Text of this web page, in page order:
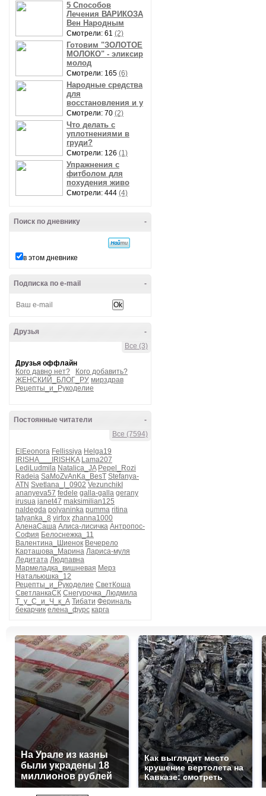
5 Способов
Лечения ВАРИКОЗА
Вен Народным
Смотрели: 61 (2)
Готовим "ЗОЛОТОЕ
МОЛОКО" - эликсир
молод
Смотрели: 165 (6)
Народные средства
для
восстановления и у
Смотрели: 70 (2)
Что делать с
уплотнениями в
груди?
Смотрели: 126 (1)
Упражнения с
фитболом для
похудения живо
Смотрели: 444 (4)
-
Поиск по дневнику
в этом дневнике
-
Подписка по e-mail
-
Друзья
Все (3)
Друзья оффлайн
Кого давно нет?
Кого добавить?
ЖЕНСКИЙ_БЛОГ_РУ мирздрав
Рецепты_и_Рукоделие
-
Постоянные читатели
Все (7594)
ElEeonora Fellissiya Helga19
IRISHA___IRISHKA Lama207
LediLudmila Natalica_JA Pepel_Rozi
Radeia SaMoZvAnKa_BesT Stefanya-
ATN Svetlana_I_0902 VezunchikI
ananyeva57 fedele galla-galla gerany
irusua janet47 maksimilian125
naldegda polyaninka pumma ritina
tatyanka_8 virfox zhanna1000
АленаСаша Алиса-лисичка Антропос-
София Белоснежка_11
Валентина_Шиенок Вечерело
Карташова_Марина Лариса-муля
Ледитата Людпавна
Мармеладка_вишневая Мерз
Натальюшка_12
Рецепты_и_Рукоделие СветКоша
СветланкаСК Снегурочка_Людмила
Т_у_С_и_Ч_к_А Тибати Фериналь
бекарчик елена_фурс карга
На Урале из казны
были украдены 18
миллионов рублей
Как выглядит место
крушение вертолета на
Кавказе: смотреть